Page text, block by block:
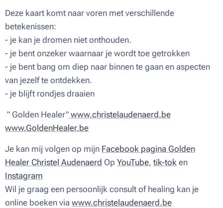
Deze kaart komt naar voren met verschillende
betekenissen:
- je kan je dromen niet onthouden.
- je bent onzeker waarnaar je wordt toe getrokken
- je bent bang om diep naar binnen te gaan en aspecten
van jezelf te ontdekken.
- je blijft rondjes draaien
" Golden Healer" www.christelaudenaerd.be
www.GoldenHealer.be
Je kan mij volgen op mijn Facebook pagina Golden
Healer Christel Audenaerd Op YouTube, tik-tok en
Instagram
Wil je graag een persoonlijk consult of healing kan je
online boeken via www.christelaudenaerd.be